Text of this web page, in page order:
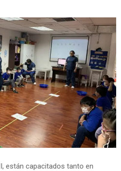
están capacitados tanto en